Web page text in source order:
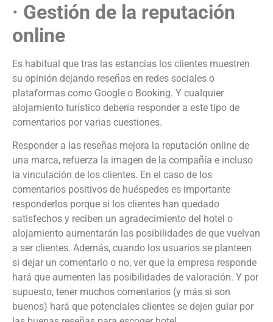
· Gestión de la reputación
online
Es habitual que tras las estancias los clientes muestren
su opinión dejando reseñas en redes sociales o
plataformas como Google o Booking. Y cualquier
alojamiento turístico debería responder a este tipo de
comentarios por varias cuestiones.
Responder a las reseñas mejora la reputación online de
una marca, refuerza la imagen de la compañía e incluso
la vinculación de los clientes. En el caso de los
comentarios positivos de huéspedes es importante
responderlos porque si los clientes han quedado
satisfechos y reciben un agradecimiento del hotel o
alojamiento aumentarán las posibilidades de que vuelvan
a ser clientes. Además, cuando los usuarios se planteen
si dejar un comentario o no, ver que la empresa responde
hará que aumenten las posibilidades de valoración. Y por
supuesto, tener muchos comentarios (y más si son
buenos) hará que potenciales clientes se dejen guiar por